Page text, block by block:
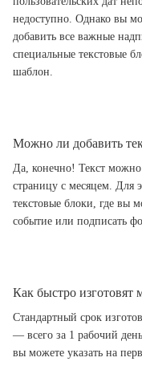
недоступно. Однако вы
добавить все важные
специальные текстовые
шаблон.
Можно ли добавить
Да, конечно! Текст
страницу с месяцем. Для
текстовые блоки, где вы
событие или подписать
Как быстро изготовят
Стандартный срок
— всего за 1 рабочий
вы можете указать на